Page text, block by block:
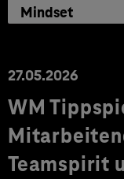
Mindset
27.05.2026
WM
Teamspirit